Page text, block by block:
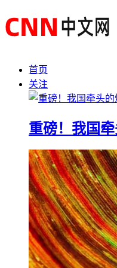
首页
关注
重磅！我国